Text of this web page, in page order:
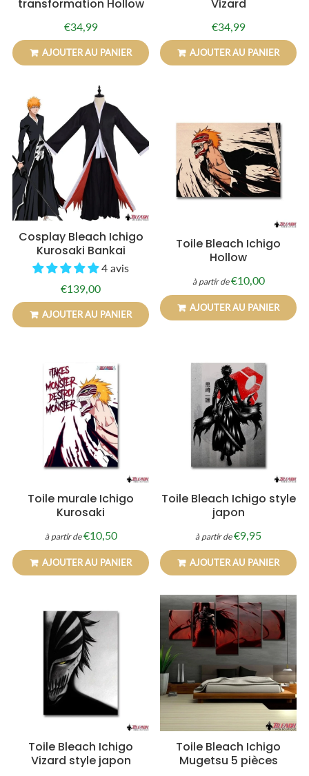
transformation Hollow
Prix
régulier
€34,99€34,99
AJOUTER AU PANIER
Vizard
Prix
régulier
€34,99€34,99
AJOUTER AU PANIER
Cosplay Bleach Ichigo
Kurosaki Bankai
4 avis
Prix
régulier
€139,00
AJOUTER AU PANIER
Toile Bleach Ichigo
Hollow
à partir dePrix
régulier
€10,00€10,00
AJOUTER AU PANIER
Toile murale Ichigo
Kurosaki
à partir dePrix
régulier
€10,50€10,50
AJOUTER AU PANIER
Toile Bleach Ichigo style
japon
à partir dePrix
régulier
€9,95
AJOUTER AU PANIER
Toile Bleach Ichigo
Vizard style japon
Toile Bleach Ichigo
Mugetsu 5 pièces